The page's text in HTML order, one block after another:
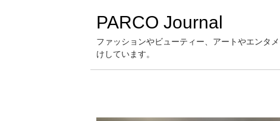
PARCO Journal
ファッションやビューティー、アートやエンタ
けしています。